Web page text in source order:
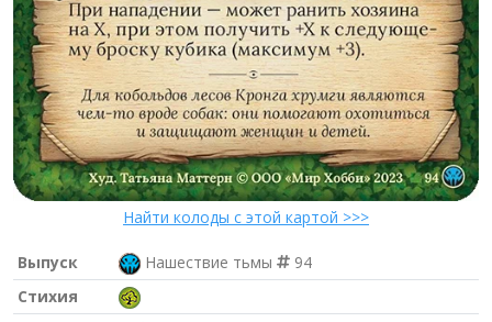
Найти колоды с этой картой >>>
Выпуск Нашествие тьмы
94
Стихия